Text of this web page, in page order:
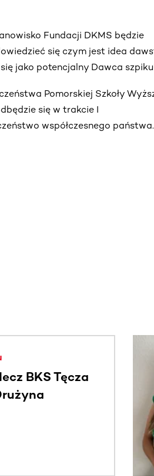
Fundacji DKMS będzie
się czym jest idea
jako potencjalny Dawca
Pomorskiej Szkoły
się w trakcie I
współczesnego
klawisza Tab lub przesuń
BKS Tęcza